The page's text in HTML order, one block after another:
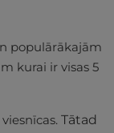
populārākajām
kurai ir visas 5
Tātad